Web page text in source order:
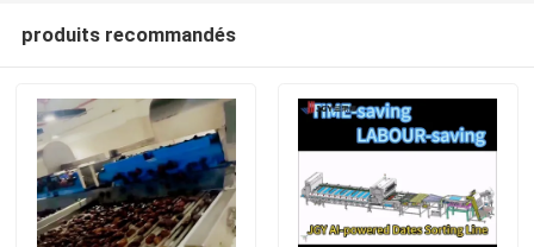
produits recommandés